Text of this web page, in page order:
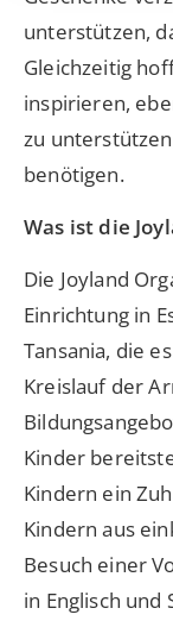
unterstützen,
Gleichzeitig
inspirieren,
zu
benötigen.
Was ist die
Die Joyland
Einrichtung in
Tansania, die
Kreislauf der
Kinder
Kindern ein
Kindern aus
Besuch einer
in Englisch und